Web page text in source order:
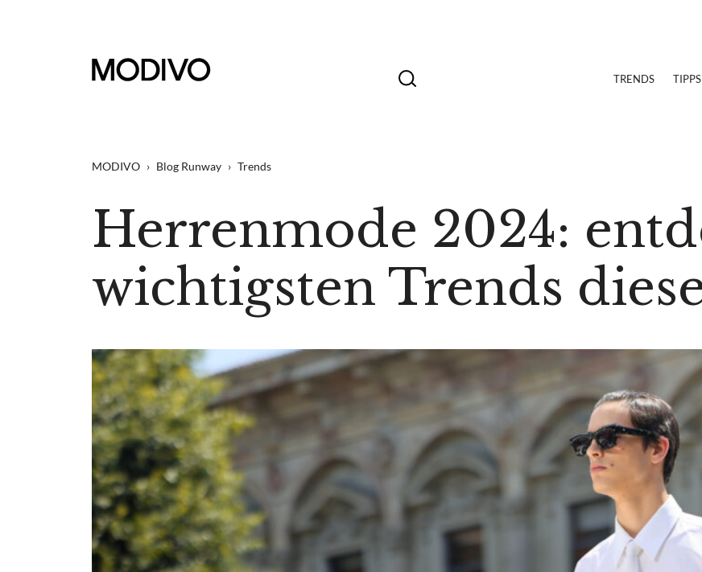
TRENDS TIPPS
MODIVO › Blog Runway › Trends
Herrenmode 2024:
wichtigsten Trends